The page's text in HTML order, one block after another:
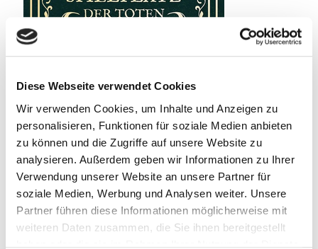
Diese Webseite verwendet Cookies
Wir verwenden Cookies, um Inhalte und Anzeigen zu
personalisieren, Funktionen für soziale Medien anbieten
zu können und die Zugriffe auf unsere Website zu
analysieren. Außerdem geben wir Informationen zu Ihrer
Verwendung unserer Website an unsere Partner für
soziale Medien, Werbung und Analysen weiter. Unsere
Partner führen diese Informationen möglicherweise mit
weiteren Daten zusammen, die Sie ihnen bereitgestellt